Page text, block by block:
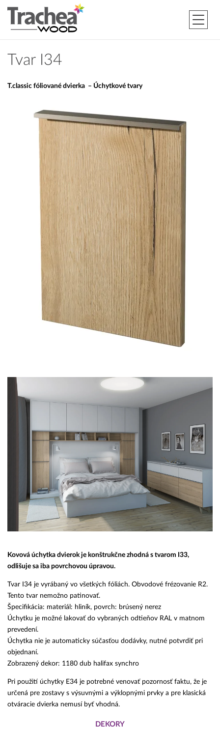
Tvar I34
T.classic fóliované dvierka – Úchytkové tvary
Kovová úchytka dvierok je konštrukčne zhodná s tvarom I33,
odlišuje sa iba povrchovou úpravou.
Tvar I34 je vyrábaný vo všetkých fóliách. Obvodové frézovanie R2.
Tento tvar nemožno patinovať.
Špecifikácia: materiál: hliník, povrch: brúsený nerez
Úchytku je možné lakovať do vybraných odtieňov RAL v matnom
prevedení.
Úchytka nie je automaticky súčasťou dodávky, nutné potvrdiť pri
objednaní.
Zobrazený dekor: 1180 dub halifax synchro
Pri použití úchytky E34 je potrebné venovať pozornosť faktu, že je
určená pre zostavy s výsuvnými a výklopnými prvky a pre klasická
otváracie dvierka nemusí byť vhodná.
DEKORY